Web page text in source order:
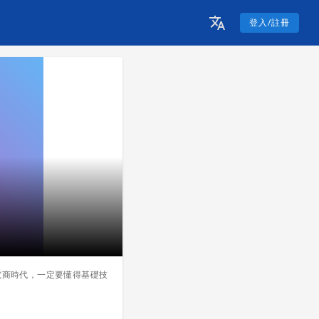
登入/註冊
時代，一定要懂得基礎技